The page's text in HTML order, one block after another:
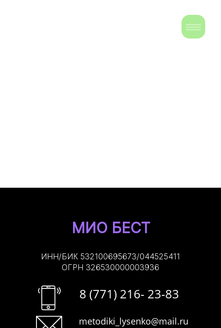
МИО БЕСТ
ИНН/БИК 532100695673/044525411
ОГРН 326530000003936
8 (771) 216- 23-83
metodiki_lysenko@mail.ru